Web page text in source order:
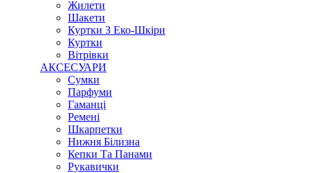
Жилети
Шакети
Куртки З Еко-Шкіри
Куртки
Вітрівки
АКСЕСУАРИ
Сумки
Парфуми
Гаманці
Ремені
Шкарпетки
Нижня Білизна
Кепки Та Панами
Рукавички